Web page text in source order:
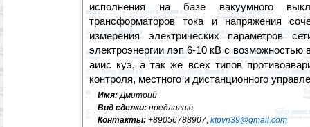
исполнения на базе вакуумного
трансформаторов тока и напряжения
измерения электрических параметров
электроэнергии лэп 6-10 кВ с возможностью
аиис куэ, а так же всех типов
контроля, местного и дистанционного
Имя:Дмитрий
Вид сделки: предлагаю
Контакты: +89056788907, ktpvn39@gmail.com